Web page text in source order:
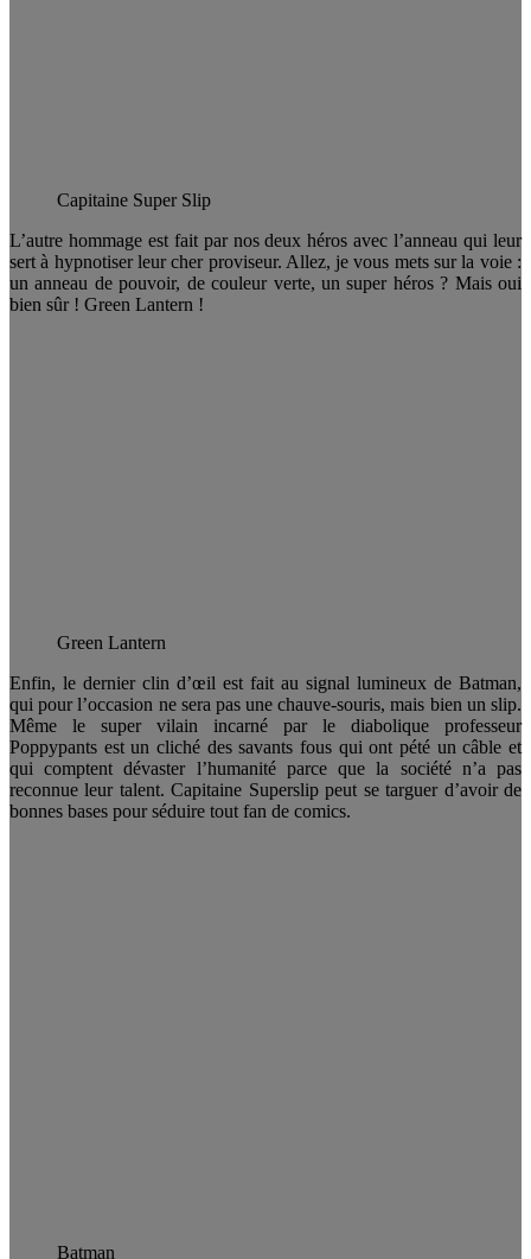
Capitaine Super Slip
L’autre hommage est fait par nos deux héros avec l’anneau qui leur
sert à hypnotiser leur cher proviseur. Allez, je vous mets sur la voie :
un anneau de pouvoir, de couleur verte, un super héros ? Mais oui
bien sûr ! Green Lantern !
Green Lantern
Enfin, le dernier clin d’œil est fait au signal lumineux de Batman,
qui pour l’occasion ne sera pas une chauve-souris, mais bien un slip.
Même le super vilain incarné par le diabolique professeur
Poppypants est un cliché des savants fous qui ont pété un câble et
qui comptent dévaster l’humanité parce que la société n’a pas
reconnue leur talent. Capitaine Superslip peut se targuer d’avoir de
bonnes bases pour séduire tout fan de comics.
Batman